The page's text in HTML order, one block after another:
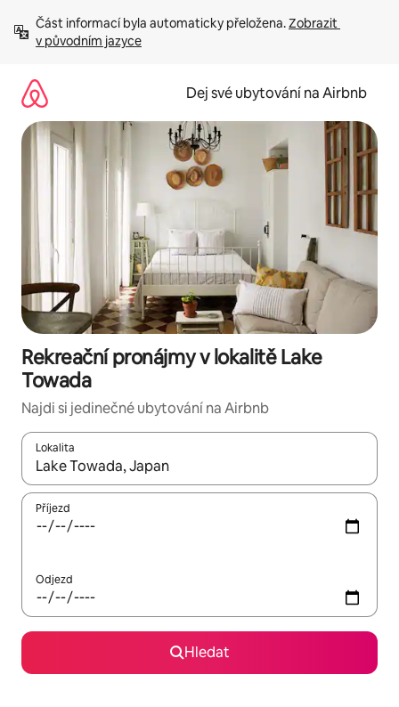
obsah
Část informací byla automaticky přeložena. Zobrazit
v původním jazyce
Dej své ubytování na Airbnb
Rekreační pronájmy v lokalitě Lake
Towada
Najdi si jedinečné ubytování na Airbnb
Lokalita
Až budou výsledky k dispozici, můžeš si je procházet pomocí
Příjezd
Odjezd
Hledat